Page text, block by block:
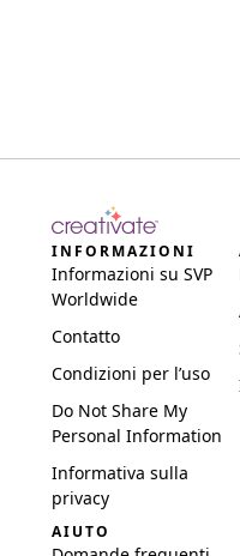
INFORMAZIONI
Informazioni su SVP
Worldwide
Contatto
Condizioni per l’uso
Do Not Share My
Personal Information
Informativa sulla
privacy
AIUTO